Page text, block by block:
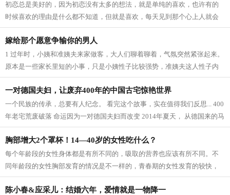
初恋总是美好的，因为初恋没有太多的想法，就是单纯的喜欢，也许有的
时候喜欢的理由是什么都不知道，但就是喜欢，每天见到那个心上人就会
开心，就会心潮澎湃，这就是初恋的魅...
嫁给那个愿意争输你的男人
1 过年时，小姨和准姨夫来家做客，大人们聊着聊着，气氛突然紧张起来。
原本是一些家长里短的小事，只是小姨性子比较强势，准姨夫这人性子内
敛，看上去十分忠厚老实，再加上小...
一对德国夫妇，让废弃400年的中国古宅惊艳世界
一个民族的传承，总要有人纪念。 看完这个故事，实在值得我们反思... 400
年老宅荒废破落 命运因为一对德国夫妇而改变 2014年夏天， 从德国来的马
里奥夫妇，旅游到桂林阳朔夏棠村，...
胸部增大2个罩杯！14—40岁的女性吃什么？
每个年龄段的女性身体都是有所不同的，吸取的营养也应该有所不同。不
同年龄段的女性胸部发育的情况是不一样的，青春期的女性发育的较快，
成年的女性胸部逐渐发育完善，汲取的...
陈小春&应采儿：结婚六年，爱情就是一物降一